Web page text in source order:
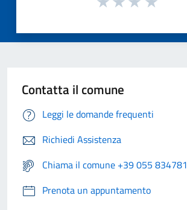
Contatta il comune
Leggi le domande frequenti
Richiedi Assistenza
Chiama il comune +39 055 834781
Prenota un appuntamento